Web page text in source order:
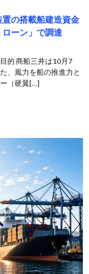
の搭載船建造資金
ーン」で調達
的 商船三井は10月7
、風力を船の推進力と
（硬翼[…]